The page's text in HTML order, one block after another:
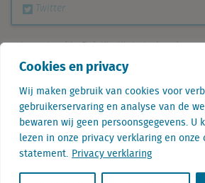
Cookies en privacy
Wij maken gebruik van cookies voor
gebruikerservaring en analyse van de
bewaren wij geen persoonsgegevens. U
lezen in onze privacy verklaring en onze
statement. Privacy verklaring
Twitter
Leegstand in België stijgt sterker dan
De nieuwste retailcijfers
Mattijn Bezemer
Mattijn Bezemer is